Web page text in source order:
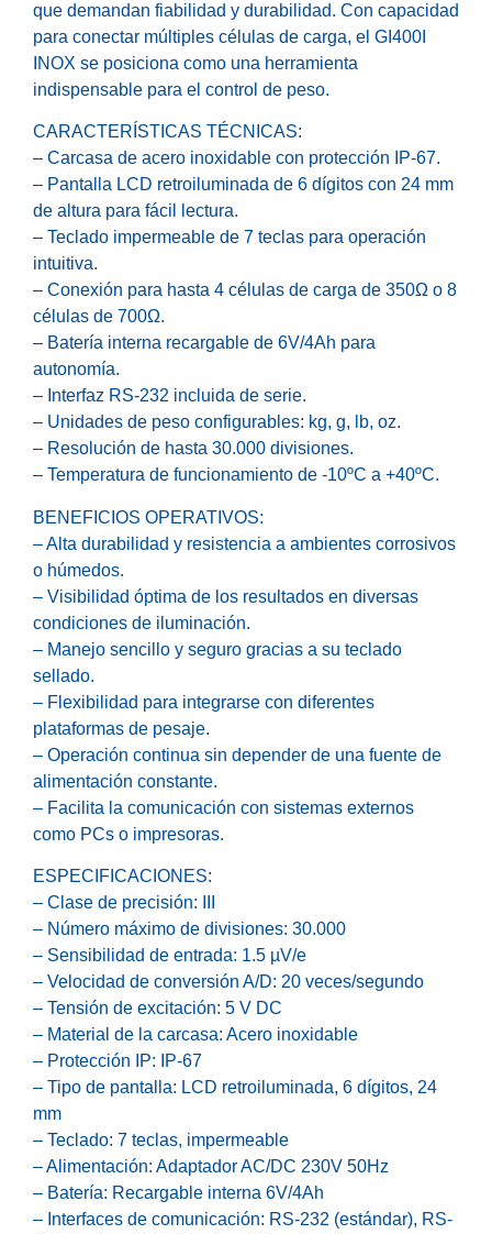
que demandan fiabilidad y durabilidad. Con capacidad
para conectar múltiples células de carga, el GI400I
INOX se posiciona como una herramienta
indispensable para el control de peso.
CARACTERÍSTICAS TÉCNICAS:
– Carcasa de acero inoxidable con protección IP-67.
– Pantalla LCD retroiluminada de 6 dígitos con 24 mm
de altura para fácil lectura.
– Teclado impermeable de 7 teclas para operación
intuitiva.
– Conexión para hasta 4 células de carga de 350Ω o 8
células de 700Ω.
– Batería interna recargable de 6V/4Ah para
autonomía.
– Interfaz RS-232 incluida de serie.
– Unidades de peso configurables: kg, g, lb, oz.
– Resolución de hasta 30.000 divisiones.
– Temperatura de funcionamiento de -10ºC a +40ºC.
BENEFICIOS OPERATIVOS:
– Alta durabilidad y resistencia a ambientes corrosivos
o húmedos.
– Visibilidad óptima de los resultados en diversas
condiciones de iluminación.
– Manejo sencillo y seguro gracias a su teclado
sellado.
– Flexibilidad para integrarse con diferentes
plataformas de pesaje.
– Operación continua sin depender de una fuente de
alimentación constante.
– Facilita la comunicación con sistemas externos
como PCs o impresoras.
ESPECIFICACIONES:
– Clase de precisión: III
– Número máximo de divisiones: 30.000
– Sensibilidad de entrada: 1.5 µV/e
– Velocidad de conversión A/D: 20 veces/segundo
– Tensión de excitación: 5 V DC
– Material de la carcasa: Acero inoxidable
– Protección IP: IP-67
– Tipo de pantalla: LCD retroiluminada, 6 dígitos, 24
mm
– Teclado: 7 teclas, impermeable
– Alimentación: Adaptador AC/DC 230V 50Hz
– Batería: Recargable interna 6V/4Ah
– Interfaces de comunicación: RS-232 (estándar), RS-